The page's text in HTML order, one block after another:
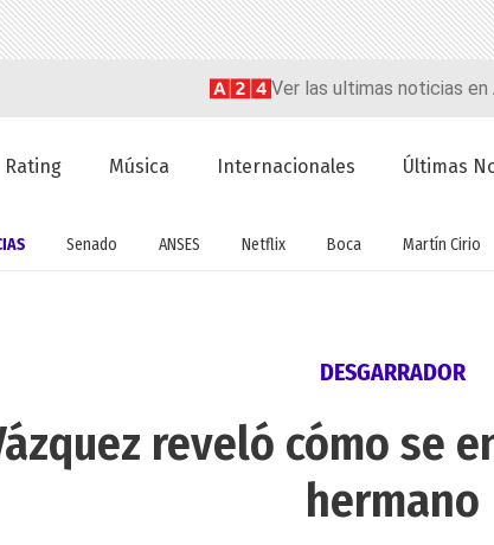
Ver las ultimas noticias en
Rating Música Internacionales Últimas
Senado ANSES Netflix Boca Martín Cirio
DESGARRADOR
reveló cómo se
hermano